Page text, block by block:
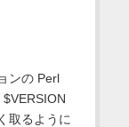
ンの Perl
取るように